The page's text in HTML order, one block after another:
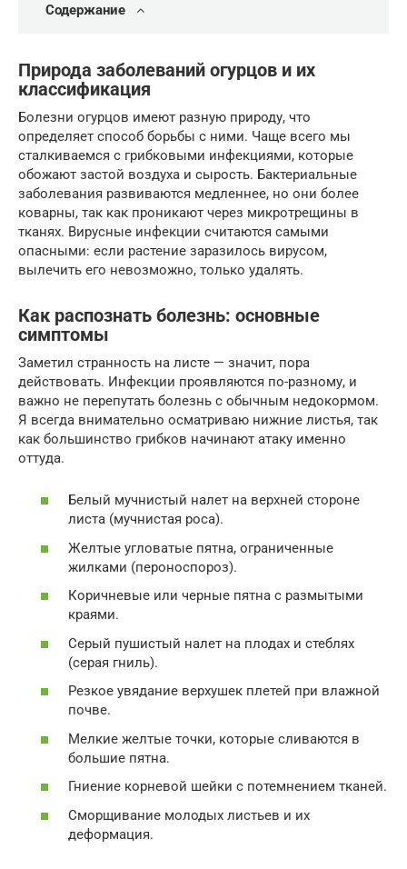
Содержание
Природа заболеваний огурцов и их
классификация
Болезни огурцов имеют разную природу, что
определяет способ борьбы с ними. Чаще всего мы
сталкиваемся с грибковыми инфекциями, которые
обожают застой воздуха и сырость. Бактериальные
заболевания развиваются медленнее, но они более
коварны, так как проникают через микротрещины в
тканях. Вирусные инфекции считаются самыми
опасными: если растение заразилось вирусом,
вылечить его невозможно, только удалять.
Как распознать болезнь: основные
симптомы
Заметил странность на листе — значит, пора
действовать. Инфекции проявляются по-разному, и
важно не перепутать болезнь с обычным недокормом.
Я всегда внимательно осматриваю нижние листья, так
как большинство грибков начинают атаку именно
оттуда.
Белый мучнистый налет на верхней стороне
листа (мучнистая роса).
Желтые угловатые пятна, ограниченные
жилками (пероноспороз).
Коричневые или черные пятна с размытыми
краями.
Серый пушистый налет на плодах и стеблях
(серая гниль).
Резкое увядание верхушек плетей при влажной
почве.
Мелкие желтые точки, которые сливаются в
большие пятна.
Гниение корневой шейки с потемнением тканей.
Сморщивание молодых листьев и их
деформация.